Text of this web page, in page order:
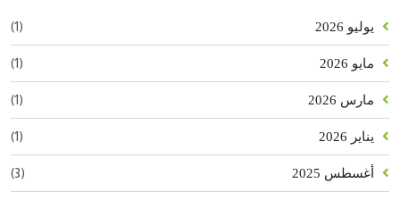
يوليو 2026 (1)
مايو 2026 (1)
مارس 2026 (1)
يناير 2026 (1)
أغسطس 2025 (3)